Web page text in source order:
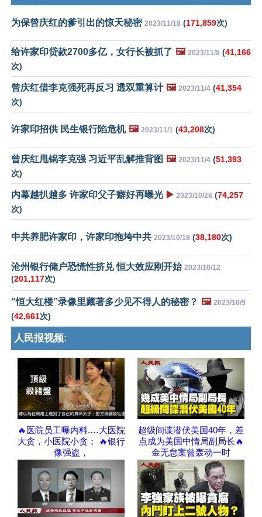
为保曾庆红的爹引出的惊天秘密 2023/11/18 (171,859次)
给许家印贷款2700多亿，女行长被抓了 🖼️ 2023/11/8 (41,166
次)
曾庆红借李克强死再反习 透双重算计 🖼️ 2023/11/4 (41,354
次)
许家印招供 民生银行陷危机 🖼️ 2023/11/1 (43,208次)
曾庆红甩锅李克强 习近平乱解推背图 🖼️ 2023/11/4 (51,393
次)
内幕越扒越多 许家印父子癖好再曝光 ▶️ 2023/10/28 (74,257
次)
中共养肥许家印，许家印拖垮中共 2023/10/18 (38,180次)
沧州银行储户恐慌性挤兑 恒大效应刚开始 2023/10/12
(201,117次)
“恒大红楼”录像里藏著多少见不得人的秘密？ 🖼️ 2023/10/9
(42,661次)
人民报视频:
🔥医院员工曝内料.…大医院
大贪，小医院小贪； 🔥银行
像强盗，
超级间谍潜伏美国40年，差
点成为美国中情局副局长🔥
金无怠案曾轰动一时